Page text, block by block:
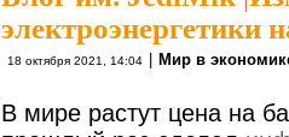
18 октября 2021, 14:04 Мир в
В мире растут цена на